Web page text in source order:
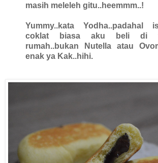
masih meleleh gitu..heemmm..!
Yummy..kata Yodha..padahal
coklat biasa aku beli di
rumah..bukan Nutella atau
enak ya Kak..hihi.